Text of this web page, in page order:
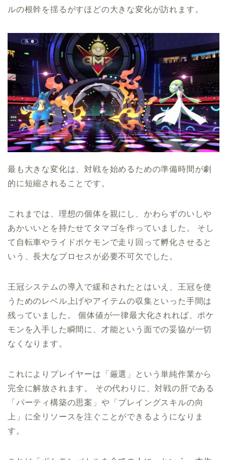
ルの根幹を揺るがすほどの大きな変化が訪れます。
最も大きな変化は、対戦を始めるための準備時間が劇
的に短縮されることです。
これまでは、理想の個体を親にし、かわらずのいしや
あかいいとを持たせてタマゴを作っていました。 そし
て自転車やライドポケモンで走り回って孵化させると
いう、長大なプロセスが必要不可欠でした。
王冠システムの導入で緩和されたとはいえ、王冠を使
うためのレベル上げやアイテムの収集といった手間は
残っていました。 個体値が一律最大化されれば、ポケ
モンを入手した瞬間に、才能という面での妥協が一切
なくなります。
これによりプレイヤーは「厳選」という単純作業から
完全に解放されます。 その代わりに、対戦の肝である
「パーティ構築の思案」や「プレイングスキルの向
上」に全リソースを注ぐことができるようになりま
す。